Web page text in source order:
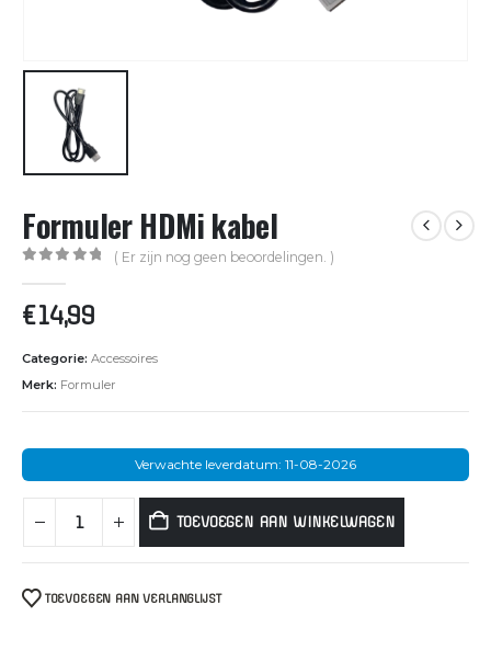
Formuler HDMi kabel
( Er zijn nog geen beoordelingen. )
€14,99
Categorie: Accessoires
Merk: Formuler
Verwachte leverdatum: 11-08-2026
TOEVOEGEN AAN WINKELWAGEN
TOEVOEGEN AAN VERLANGLIJST